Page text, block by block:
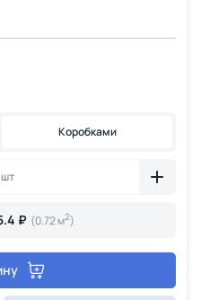
Коробками
шт
₽ (0.72 м2)